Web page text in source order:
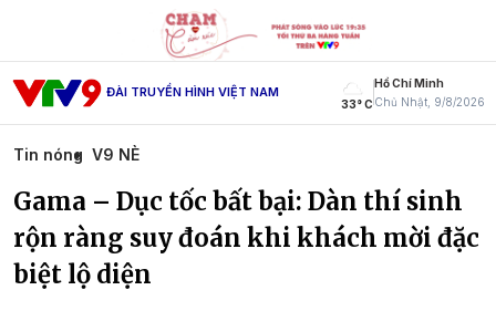
ĐÀI TRUYỀN HÌNH VIỆT NAM
33° C
Hồ Chí Minh
Chủ Nhật, 9/8/2026
Tin nóng V9 NÈ
Gama – Dục tốc bất bại: Dàn thí sinh
rộn ràng suy đoán khi khách mời đặc
biệt lộ diện